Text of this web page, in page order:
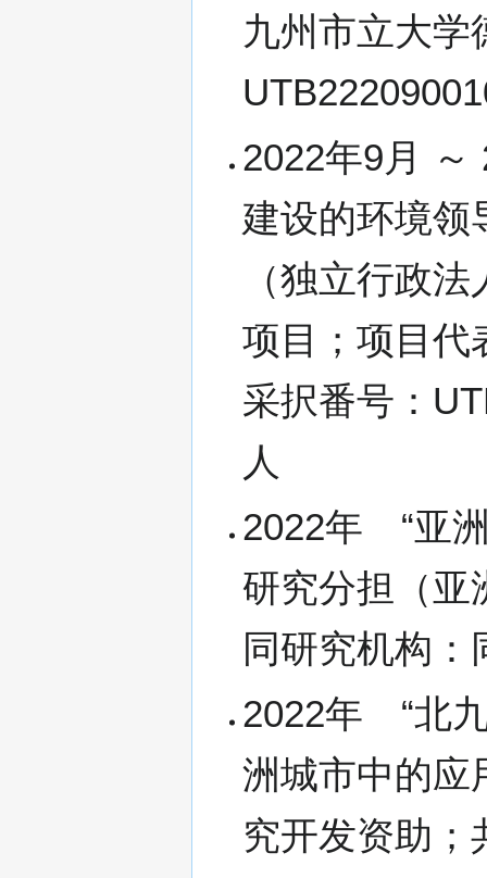
九州市立大
2022年9月
建设的环境
（独立行政
项目；项目
采択番号：
人
2022年 “亚
研究分担（亚
同研究机构：
2022年 “北
洲城市中的
究开发资助；